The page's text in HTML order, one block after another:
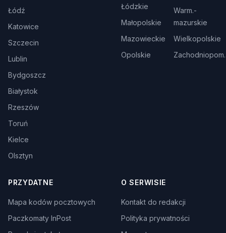
Łódź
Katowice
Szczecin
Lublin
Bydgoszcz
Białystok
Rzeszów
Toruń
Kielce
Olsztyn
Łódzkie
Małopolskie
Mazowieckie
Opolskie
Warm.-
mazurskie
Wielkopolskie
Zachodniopom.
PRZYDATNE
Mapa kodów pocztowych
Paczkomaty InPost
O SERWISIE
Kontakt do redakcji
Polityka prywatności